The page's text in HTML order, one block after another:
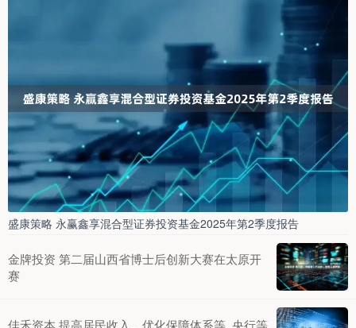
盛康策略 永赢鑫享混合型证券投资基金2025年第2季度报告
金牌投资 第二届山西省博士后创新大赛在太原开
赛
佳禾资本 提高居民收入、优化保障体系等, 央行等